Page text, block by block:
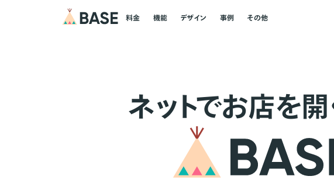
料金 機能 デザイン 事例 その他
ネッ トでお店を開